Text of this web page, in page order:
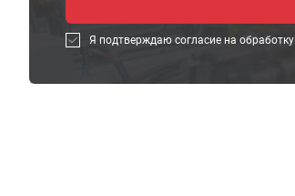
Я подтверждаю согласие на обработку